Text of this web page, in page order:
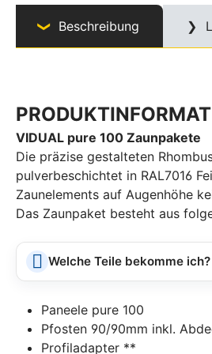
Beschreibung
VIDUAL pure 100
Die präzise gestalteten
pulverbeschichtet in RAL7016
Zaunelements auf Augenhöhe
Das Zaunpaket besteht aus
Welche Teile bekomme ich?
Paneele pure 100
Pfosten 90/90mm inkl.
Profiladapter **